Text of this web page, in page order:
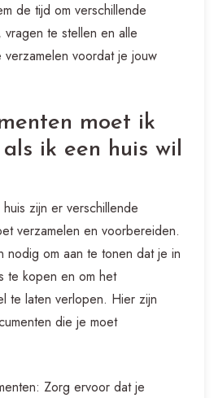
de tijd om verschillende
te stellen en alle
voordat je jouw
moet ik
ik een huis wil
zijn er verschillende
verzamelen en voorbereiden.
nodig om aan te tonen dat je in
te kopen en om het
te laten verlopen. Hier zijn
die je moet
Zorg ervoor dat je